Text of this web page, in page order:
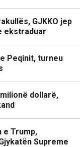
GJKKO jep
ekstraduar
Peqinit, turneu
dollarë,
e Trump,
Supreme